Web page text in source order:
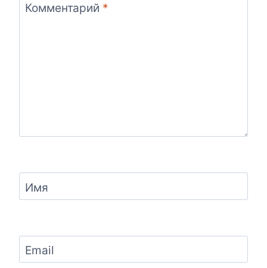
Комментарий *
Имя
Email